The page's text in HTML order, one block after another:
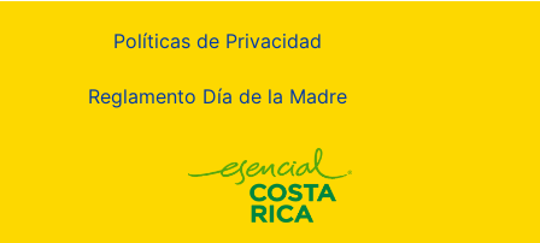
Políticas de Privacidad
Reglamento Día de la Madre